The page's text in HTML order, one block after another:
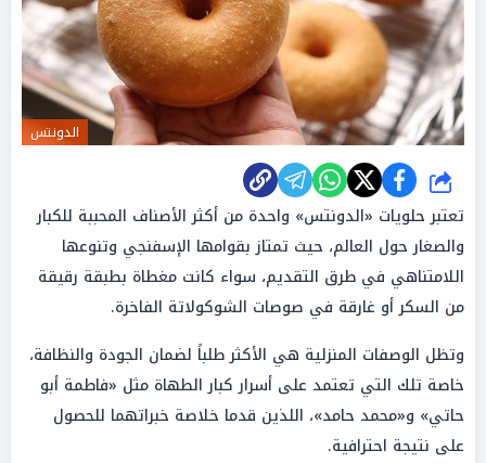
الدونتس
شارك
تعتبر حلويات «الدونتس» واحدة من أكثر الأصناف المحببة للكبار
والصغار حول العالم، حيث تمتاز بقوامها الإسفنجي وتنوعها
اللامتناهي في طرق التقديم، سواء كانت مغطاة بطبقة رقيقة
من السكر أو غارقة في صوصات الشوكولاتة الفاخرة.
وتظل الوصفات المنزلية هي الأكثر طلباً لضمان الجودة والنظافة،
خاصة تلك التي تعتمد على أسرار كبار الطهاة مثل «فاطمة أبو
حاتي» و«محمد حامد»، اللذين قدما خلاصة خبراتهما للحصول
على نتيجة احترافية.